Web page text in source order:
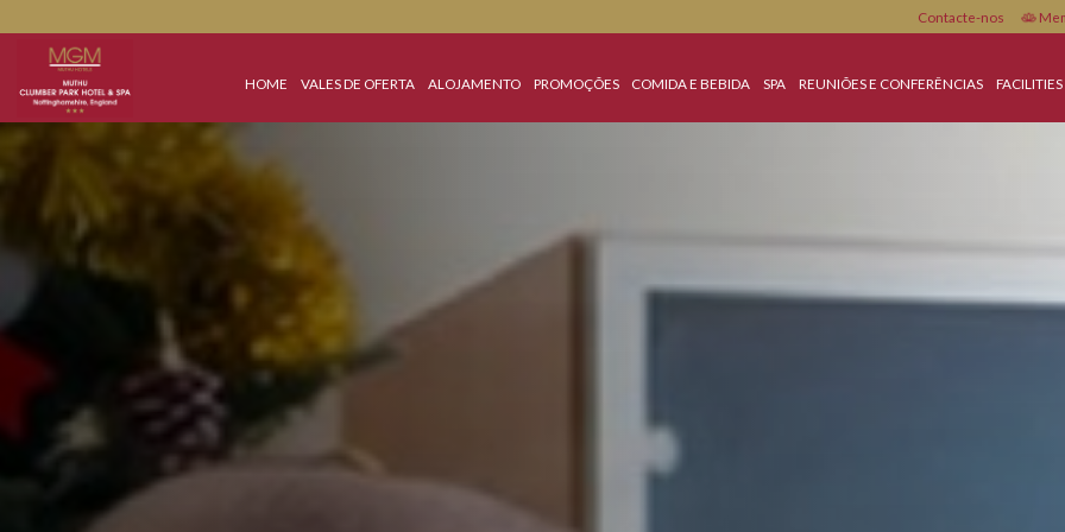
HOME VALES DE OFERTA ALOJAMENTO PROMOÇÕES COMIDA E BEBIDA SPA REUNIÕES E